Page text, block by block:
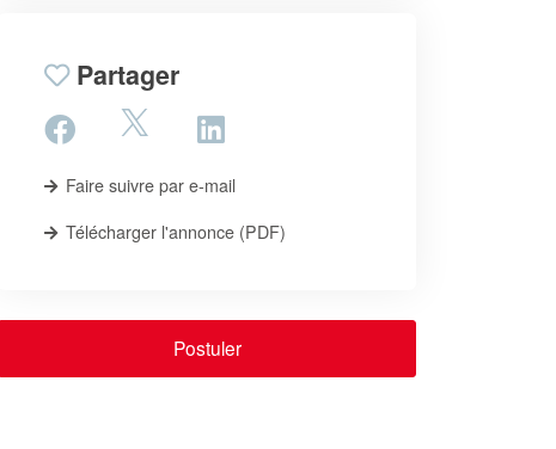
Partager
Faire suivre par e-mail
Télécharger l'annonce (PDF)
Postuler